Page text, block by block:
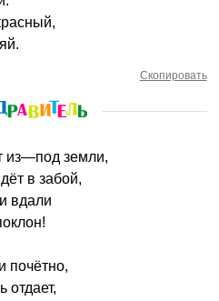
Скопировать
из—под земли,
в забой,
вдали
почётно,
отдает,